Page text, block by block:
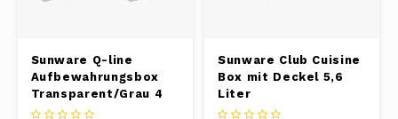
Sunware Q-line
Aufbewahrungsbox
Transparent/Grau 4
Liter - Set mit 4
Sunware Club Cuisine
Box mit Deckel 5,6
Liter